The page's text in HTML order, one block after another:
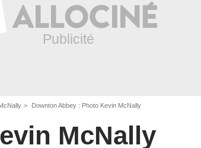
Downton Abbey : Photo Kevin McNally
McNally